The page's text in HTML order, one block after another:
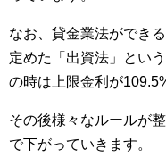
なお、貸金業法ができ
定めた「出資法」とい
の時は上限金利が
その後様々なルールが
で下がっていきます。